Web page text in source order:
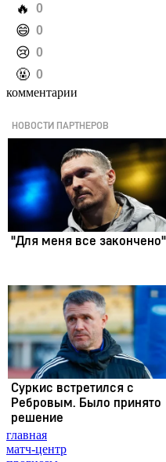
️🔥 0
️😄 0
️😢 0
️🤬 0
комментарии
главная
матч-центр